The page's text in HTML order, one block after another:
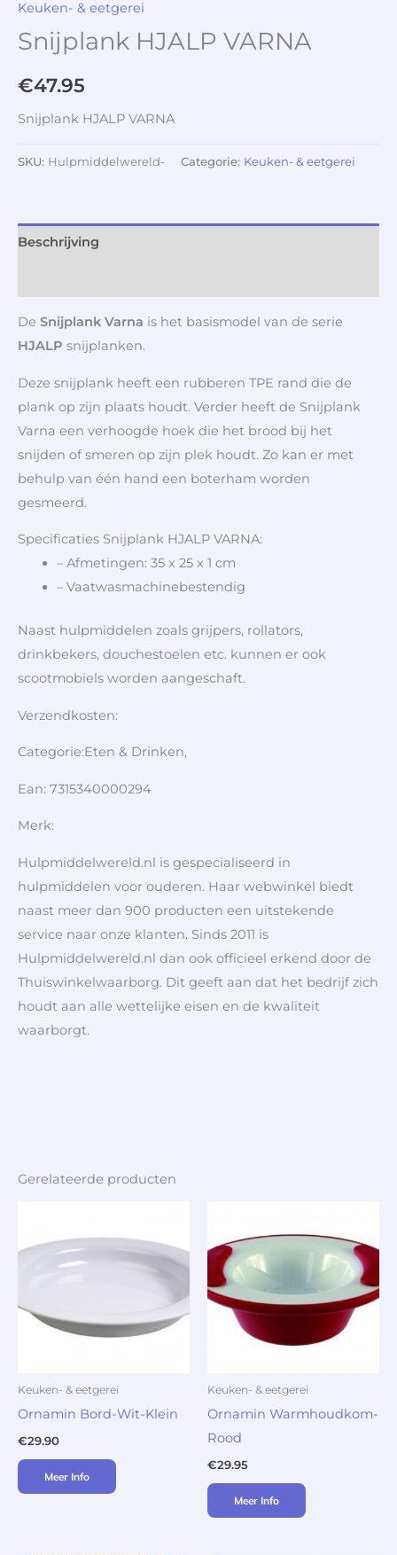
Keuken- & eetgerei
Snijplank HJALP VARNA
€47.95
Snijplank HJALP VARNA
SKU: Hulpmiddelwereld- Categorie: Keuken- & eetgerei
Beschrijving
De Snijplank Varna is het basismodel van de serie
HJALP snijplanken.
Deze snijplank heeft een rubberen TPE rand die de
plank op zijn plaats houdt. Verder heeft de Snijplank
Varna een verhoogde hoek die het brood bij het
snijden of smeren op zijn plek houdt. Zo kan er met
behulp van één hand een boterham worden
gesmeerd.
Specificaties Snijplank HJALP VARNA:
– Afmetingen: 35 x 25 x 1 cm
– Vaatwasmachinebestendig
Naast hulpmiddelen zoals grijpers, rollators,
drinkbekers, douchestoelen etc. kunnen er ook
scootmobiels worden aangeschaft.
Verzendkosten:
Categorie:Eten & Drinken,
Ean: 7315340000294
Merk:
Hulpmiddelwereld.nl is gespecialiseerd in
hulpmiddelen voor ouderen. Haar webwinkel biedt
naast meer dan 900 producten een uitstekende
service naar onze klanten. Sinds 2011 is
Hulpmiddelwereld.nl dan ook officieel erkend door de
Thuiswinkelwaarborg. Dit geeft aan dat het bedrijf zich
houdt aan alle wettelijke eisen en de kwaliteit
waarborgt.
Gerelateerde producten
Keuken- & eetgerei
Ornamin Bord-Wit-Klein
€29.90
Meer Info
Keuken- & eetgerei
Ornamin Warmhoudkom-
Rood
€29.95
Meer Info